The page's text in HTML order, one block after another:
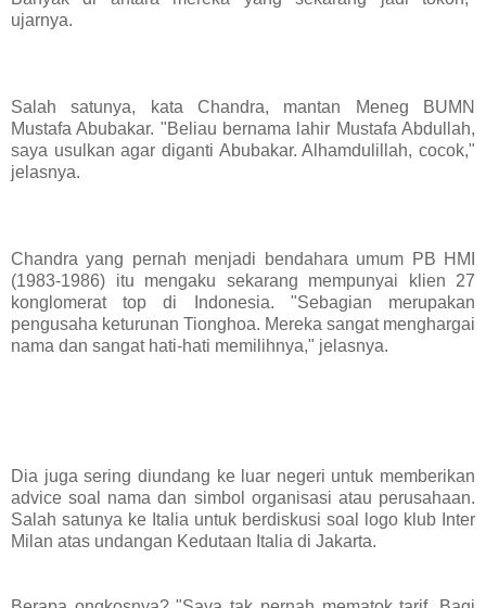
ujarnya.
Salah satunya, kata Chandra, mantan Meneg BUMN
Mustafa Abubakar. "Beliau bernama lahir Mustafa Abdullah,
saya usulkan agar diganti Abubakar. Alhamdulillah, cocok,"
jelasnya.
Chandra yang pernah menjadi bendahara umum PB HMI
(1983-1986) itu mengaku sekarang mempunyai klien 27
konglomerat top di Indonesia. "Sebagian merupakan
pengusaha keturunan Tionghoa. Mereka sangat menghargai
nama dan sangat hati-hati memilihnya," jelasnya.
Dia juga sering diundang ke luar negeri untuk memberikan
advice soal nama dan simbol organisasi atau perusahaan.
Salah satunya ke Italia untuk berdiskusi soal logo klub Inter
Milan atas undangan Kedutaan Italia di Jakarta.